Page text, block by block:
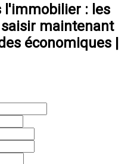
l'immobilier : les
maintenant
économiques |